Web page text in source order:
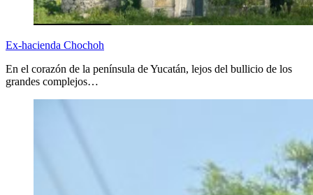
Ex-hacienda Chochoh
En el corazón de la península de Yucatán, lejos del bullicio de los
grandes complejos…